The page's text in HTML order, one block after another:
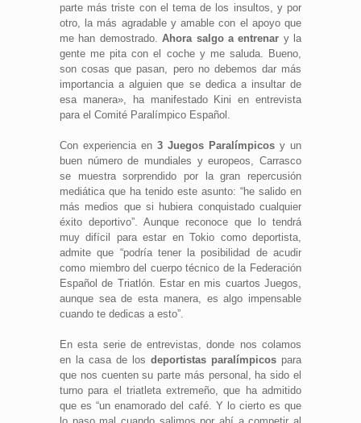
parte más triste con el tema de los insultos, y por
otro, la más agradable y amable con el apoyo que
me han demostrado. Ahora salgo a entrenar y la
gente me pita con el coche y me saluda. Bueno,
son cosas que pasan, pero no debemos dar más
importancia a alguien que se dedica a insultar de
esa manera», ha manifestado Kini en entrevista
para el Comité Paralímpico Español.
Con experiencia en 3 Juegos Paralímpicos y un
buen número de mundiales y europeos, Carrasco
se muestra sorprendido por la gran repercusión
mediática que ha tenido este asunto: “he salido en
más medios que si hubiera conquistado cualquier
éxito deportivo”. Aunque reconoce que lo tendrá
muy difícil para estar en Tokio como deportista,
admite que “podría tener la posibilidad de acudir
como miembro del cuerpo técnico de la Federación
Español de Triatlón. Estar en mis cuartos Juegos,
aunque sea de esta manera, es algo impensable
cuando te dedicas a esto”.
En esta serie de entrevistas, donde nos colamos
en la casa de los deportistas paralímpicos para
que nos cuenten su parte más personal, ha sido el
turno para el triatleta extremeño, que ha admitido
que es “un enamorado del café. Y lo cierto es que